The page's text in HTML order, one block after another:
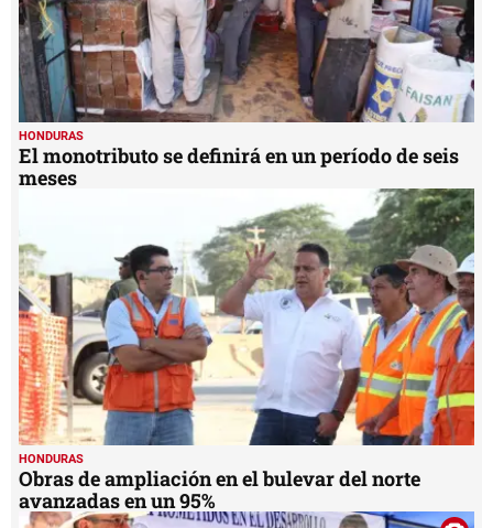
HONDURAS
El monotributo se definirá en un período de seis
meses
HONDURAS
Obras de ampliación en el bulevar del norte
avanzadas en un 95%